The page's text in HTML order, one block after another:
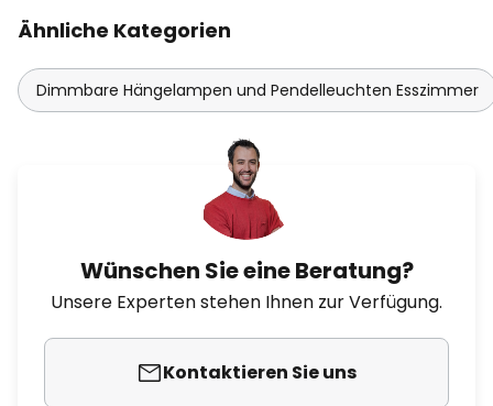
Ähnliche Kategorien
Dimmbare Hängelampen und Pendelleuchten Esszimmer
Wünschen Sie eine Beratung?
Unsere Experten stehen Ihnen zur Verfügung.
Kontaktieren Sie uns